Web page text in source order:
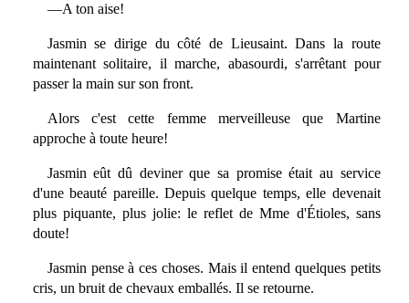
—A ton aise!
Jasmin se dirige du côté de Lieusaint. Dans la route
maintenant solitaire, il marche, abasourdi, s'arrêtant pour
passer la main sur son front.
Alors c'est cette femme merveilleuse que Martine
approche à toute heure!
Jasmin eût dû deviner que sa promise était au service
d'une beauté pareille. Depuis quelque temps, elle devenait
plus piquante, plus jolie: le reflet de Mme d'Étioles, sans
doute!
Jasmin pense à ces choses. Mais il entend quelques petits
cris, un bruit de chevaux emballés. Il se retourne.